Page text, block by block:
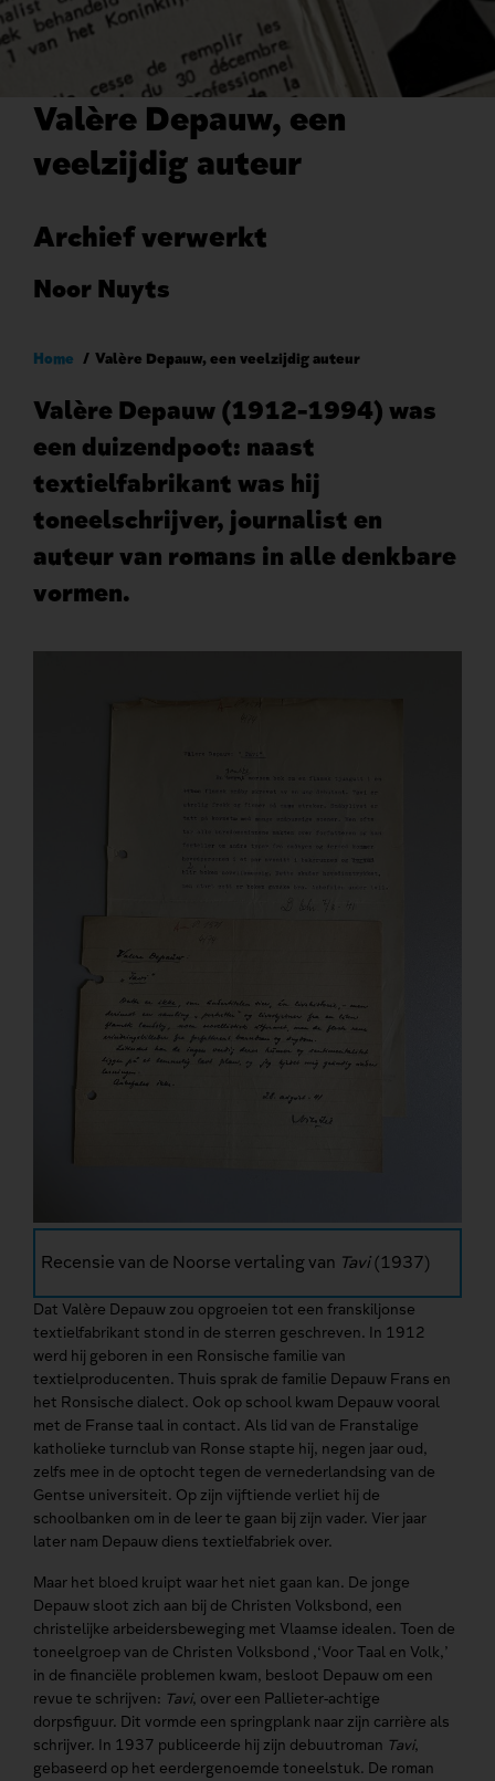
Valère Depauw, een
veelzijdig auteur
Archief verwerkt
Noor Nuyts
Kruimelpad
Home Valère Depauw, een veelzijdig auteur
Valère Depauw (1912-1994) was
een duizendpoot: naast
textielfabrikant was hij
toneelschrijver, journalist en
auteur van romans in alle denkbare
vormen.
Recensie van de Noorse vertaling van Tavi(1937)
Dat Valère Depauw zou opgroeien tot een franskiljonse
textielfabrikant stond in de sterren geschreven. In 1912
werd hij geboren in een Ronsische familie van
textielproducenten. Thuis sprak de familie Depauw Frans en
het Ronsische dialect. Ook op school kwam Depauw vooral
met de Franse taal in contact. Als lid van de Franstalige
katholieke turnclub van Ronse stapte hij, negen jaar oud,
zelfs mee in de optocht tegen de vernederlandsing van de
Gentse universiteit. Op zijn vijftiende verliet hij de
schoolbanken om in de leer te gaan bij zijn vader. Vier jaar
later nam Depauw diens textielfabriek over.
Maar het bloed kruipt waar het niet gaan kan. De jonge
Depauw sloot zich aan bij de Christen Volksbond, een
christelijke arbeidersbeweging met Vlaamse idealen. Toen de
toneelgroep van de Christen Volksbond ,‘Voor Taal en Volk,’
in de financiële problemen kwam, besloot Depauw om een
revue te schrijven: Tavi, over een Pallieter-achtige
dorpsfiguur. Dit vormde een springplank naar zijn carrière als
schrijver. In 1937 publiceerde hij zijn debuutroman Tavi,
gebaseerd op het eerdergenoemde toneelstuk. De roman